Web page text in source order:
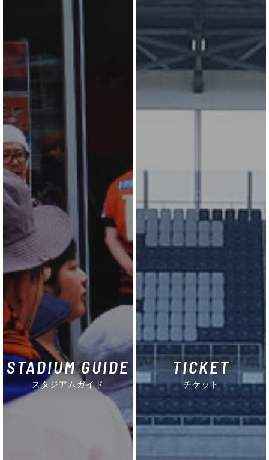
STADIUM GUIDE
スタジアムガイド
TICKET
チケット